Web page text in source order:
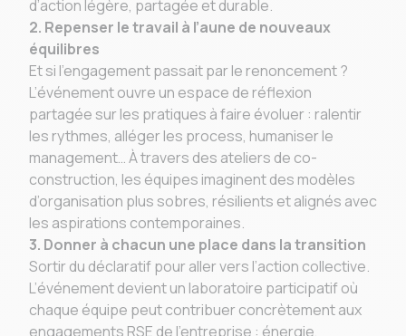
d’action légère, partagée et durable.
2. Repenser le travail à l’aune de nouveaux
équilibres
Et si l’engagement passait par le renoncement ?
L’événement ouvre un espace de réflexion
partagée sur les pratiques à faire évoluer : ralentir
les rythmes, alléger les process, humaniser le
management… À travers des ateliers de co-
construction, les équipes imaginent des modèles
d’organisation plus sobres, résilients et alignés avec
les aspirations contemporaines.
3. Donner à chacun une place dans la transition
Sortir du déclaratif pour aller vers l’action collective.
L’événement devient un laboratoire participatif où
chaque équipe peut contribuer concrètement aux
engagements RSE de l’entreprise : énergie,